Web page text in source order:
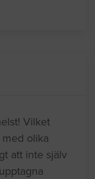
Vilket
olika
att inte själv